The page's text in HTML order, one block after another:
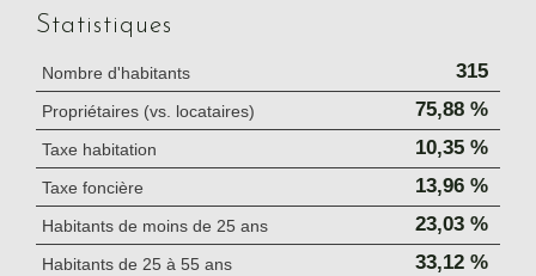
Statistiques
Nombre d'habitants 315
Propriétaires (vs. locataires) 75,88 %
Taxe habitation 10,35 %
Taxe foncière 13,96 %
Habitants de moins de 25 ans 23,03 %
Habitants de 25 à 55 ans 33,12 %